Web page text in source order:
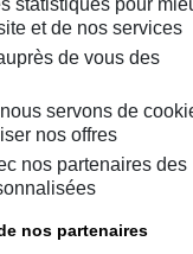
l'ensemble de la
de Surveillance
ainsi que
et de nos services
de vous des
servons de
nos offres
nos partenaires des
nos partenaires